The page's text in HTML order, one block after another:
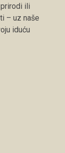
ili
– uz naše
iduću